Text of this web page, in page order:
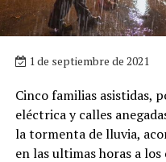
1 de septiembre de 2021
Cinco familias asistidas,
eléctrica y calles
la tormenta de lluvia,
en las ultimas horas a